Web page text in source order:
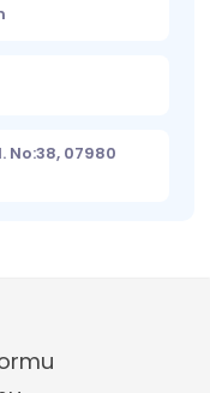
No:38, 07980